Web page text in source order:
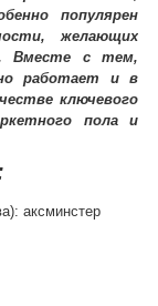
популярен
желающих
Вместе с тем,
работает и в
ключевого
пола и
аксминстер